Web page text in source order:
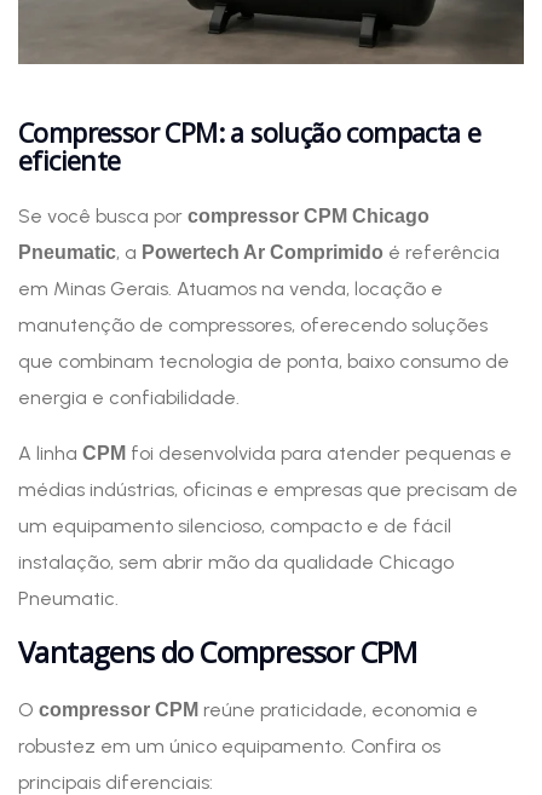
Compressor CPM: a solução compacta e
eficiente
Se você busca por compressor CPM Chicago
Pneumatic, a Powertech Ar Comprimido é referência
em Minas Gerais. Atuamos na venda, locação e
manutenção de compressores, oferecendo soluções
que combinam tecnologia de ponta, baixo consumo de
energia e confiabilidade.
A linha CPM foi desenvolvida para atender pequenas e
médias indústrias, oficinas e empresas que precisam de
um equipamento silencioso, compacto e de fácil
instalação, sem abrir mão da qualidade Chicago
Pneumatic.
Vantagens do Compressor CPM
O compressor CPM reúne praticidade, economia e
robustez em um único equipamento. Confira os
principais diferenciais: